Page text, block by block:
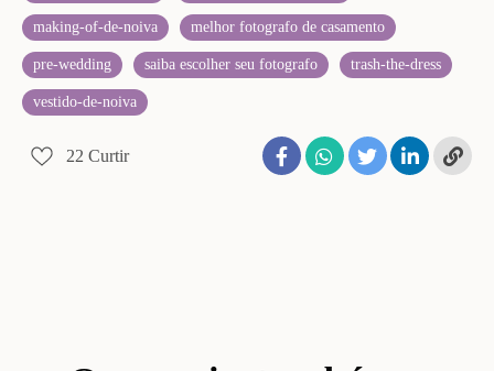
making-of-de-noiva melhor fotografo de casamento
pre-wedding saiba escolher seu fotografo trash-the-dress
vestido-de-noiva
22 Curtir